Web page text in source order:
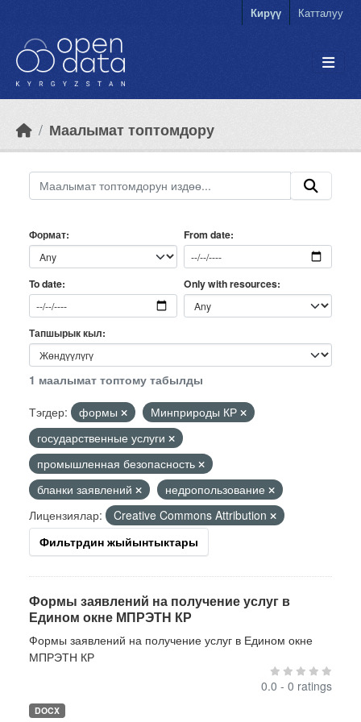
Кирүү Катталуу
Маалымат топтомдору
Формат From date
To date Only with resources
Тапшырык кыл
1 маалымат топтому табылды
Тэгдер:
формы
Минприроды КР
государственные услуги
промышленная безопасность
бланки заявлений
недропользование
Лицензиялар:
Creative Commons Attribution
Фильтрдин жыйынтыктары
Формы заявлений на получение услуг в
Едином окне МПРЭТН КР
Формы заявлений на получение услуг в Едином окне
МПРЭТН КР
0.0 - 0 ratings
DOCX